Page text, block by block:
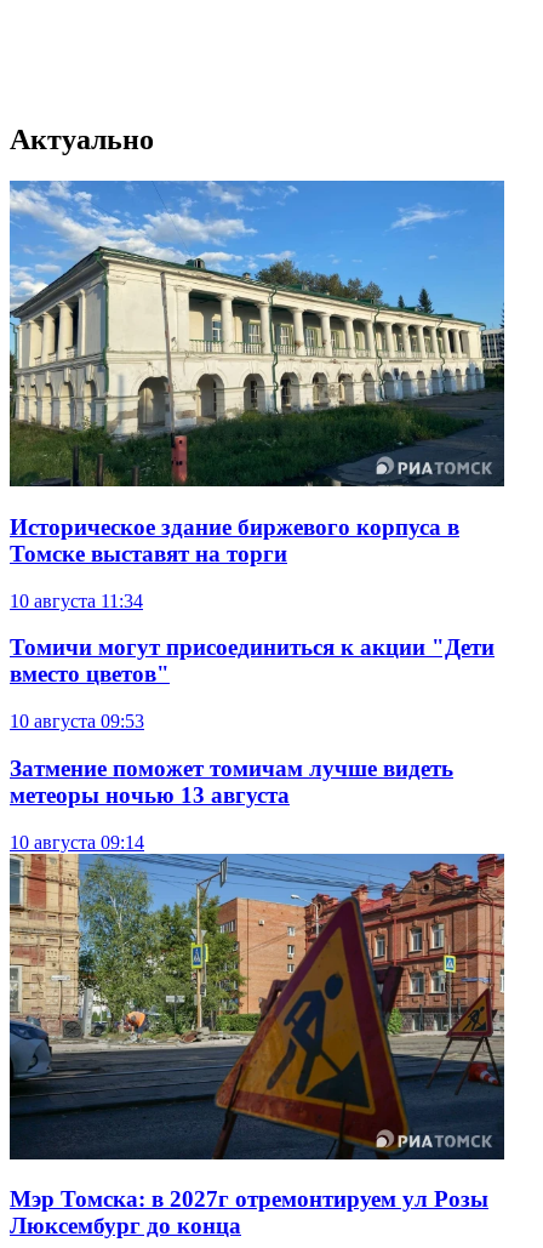
Актуально
Историческое здание биржевого корпуса в
Томске выставят на торги
10 августа 11:34
Томичи могут присоединиться к акции "Дети
вместо цветов"
10 августа 09:53
Затмение поможет томичам лучше видеть
метеоры ночью 13 августа
10 августа 09:14
Мэр Томска: в 2027г отремонтируем ул Розы
Люксембург до конца